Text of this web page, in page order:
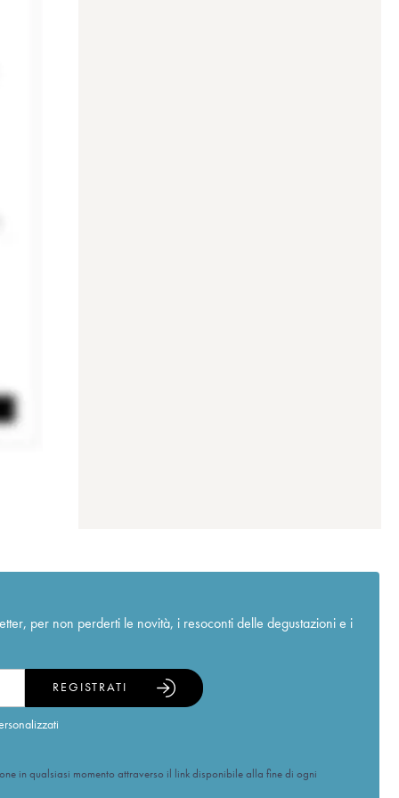
per non perderti le novità, i resoconti delle degustazioni e i
REGISTRATI
in qualsiasi momento attraverso il link disponibile alla fine di ogni